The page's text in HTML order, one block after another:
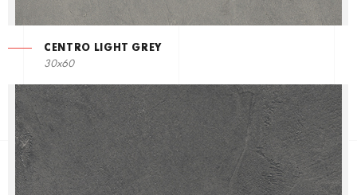
CENTRO LIGHT GREY
30x60